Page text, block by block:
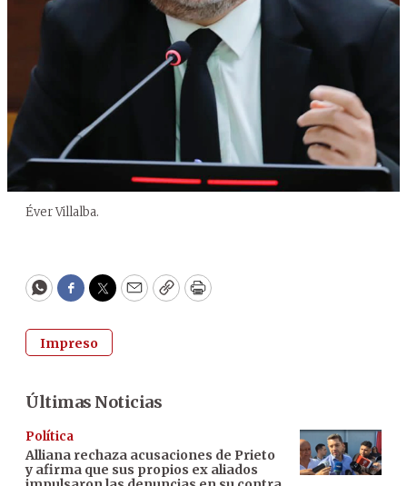
Éver Villalba.
WhatsApp
Facebook
Twitter
EmailCopyPrint
Impreso
Últimas Noticias
Política
Alliana rechaza acusaciones de Prieto
y afirma que sus propios ex aliados